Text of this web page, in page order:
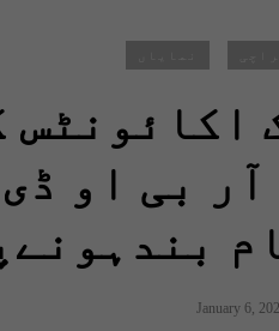
بی او
January 6,